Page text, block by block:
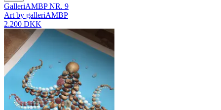
GalleriAMBP NR. 9
Art by galleriAMBP
2.200 DKK